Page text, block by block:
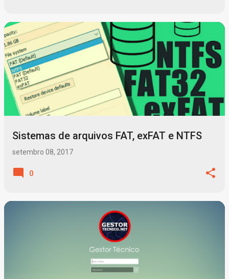
Sistemas de arquivos FAT, exFAT e NTFS
setembro 08, 2017
0